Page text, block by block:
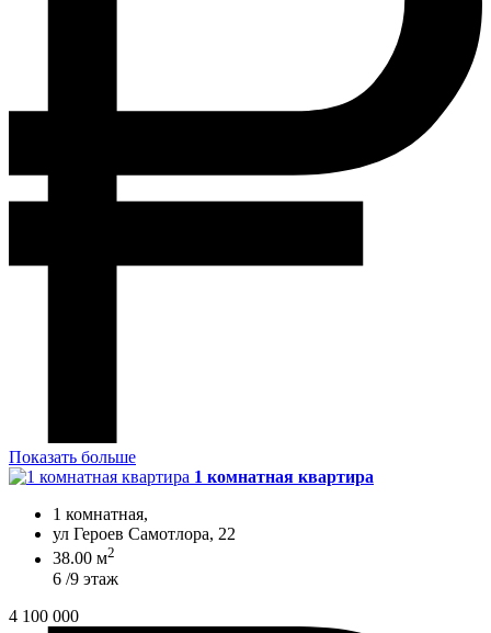
Показать больше
1 комнатная квартира
1 комнатная,
ул Героев Самотлора, 22
38.00 м2
6 /9 этаж
4 100 000